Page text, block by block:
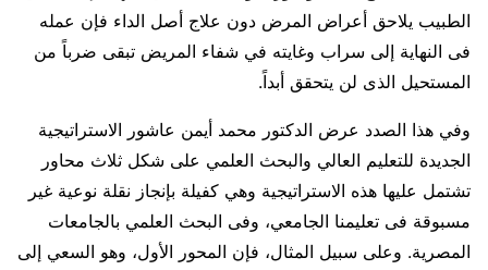
الطبيب يلاحق أعراض المرض دون علاج أصل الداء فإن عمله
فى النهاية إلى سراب وغايته في شفاء المريض تبقى ضرباً من
المستحيل الذى لن يتحقق أبداً.
وفي هذا الصدد عرض الدكتور محمد أيمن عاشور الاستراتيجية
الجديدة للتعليم العالي والبحث العلمي على شكل ثلاث محاور
تشتمل عليها هذه الاستراتيجية وهي كفيلة بإنجاز نقلة نوعية غير
مسبوقة فى تعليمنا الجامعي، وفى البحث العلمي بالجامعات
المصرية. وعلى سبيل المثال، فإن المحور الأول، وهو السعي إلى